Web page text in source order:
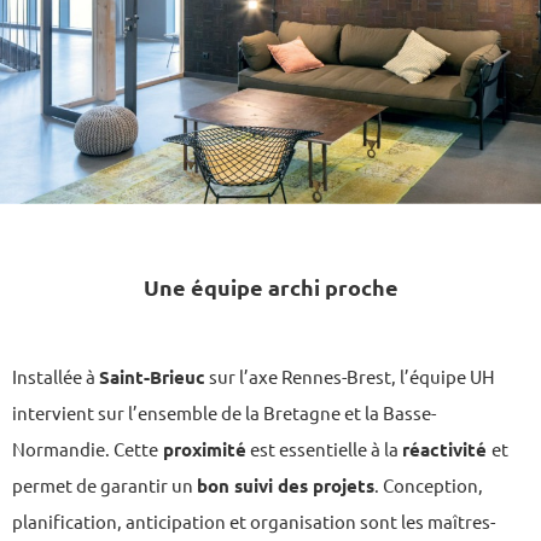
Une équipe archi proche
Installée à Saint-Brieuc sur l’axe Rennes-Brest, l’équipe UH
intervient sur l’ensemble de la Bretagne et la Basse-
Normandie. Cette proximité est essentielle à la réactivité et
permet de garantir un bon suivi des projets . Conception,
planification, anticipation et organisation sont les maîtres-